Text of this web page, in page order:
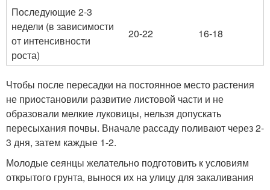
Последующие 2-3
недели (в зависимости
от интенсивности
роста)
20-22 16-18
Чтобы после пересадки на постоянное место растения
не приостановили развитие листовой части и не
образовали мелкие луковицы, нельзя допускать
пересыхания почвы. Вначале рассаду поливают через 2-
3 дня, затем каждые 1-2.
Молодые сеянцы желательно подготовить к условиям
открытого грунта, вынося их на улицу для закаливания